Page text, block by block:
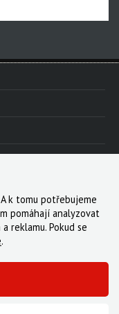
s.r.o.|Zásady cookies
k tomu potřebujeme
pomáhají analyzovat
reklamu. Pokud se
.